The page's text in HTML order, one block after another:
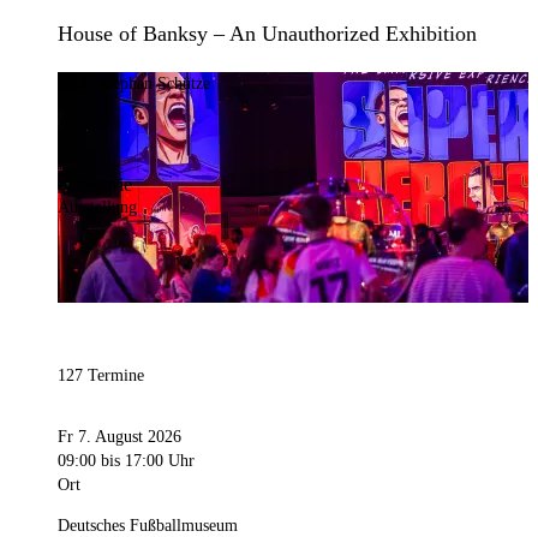
House of Banksy – An Unauthorized Exhibition
Stephan Schütze
Kategorie
Ausstellung
127 Termine
Fr 7. August 2026
09:00 bis 17:00 Uhr
Ort
Deutsches Fußballmuseum